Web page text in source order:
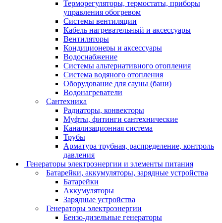
Терморегуляторы, термостаты, приборы
управления обогревом
Системы вентиляции
Кабель нагревательный и аксессуары
Вентиляторы
Кондиционеры и аксессуары
Водоснабжение
Системы альтернативного отопления
Система водяного отопления
Оборудование для сауны (бани)
Водонагреватели
Сантехника
Радиаторы, конвекторы
Муфты, фитинги сантехнические
Канализационная система
Трубы
Арматура трубная, распределение, контроль
давления
Генераторы электроэнергии и элементы питания
Батарейки, аккумуляторы, зарядные устройства
Батарейки
Аккумуляторы
Зарядные устройства
Генераторы электроэнергии
Бензо-дизельные генераторы